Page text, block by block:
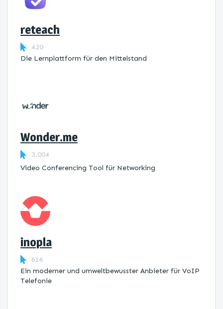
reteach
420
Die Lernplattform ​für den Mittelstand
Wonder.me
3.004
Video Conferencing Tool für Networking
inopla
616
Ein moderner und umweltbewusster Anbieter für VoIP
Telefonie